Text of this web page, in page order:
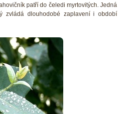
patří do čeledi myrtovitých. Jedná
zvládá dlouhodobé zaplavení i období